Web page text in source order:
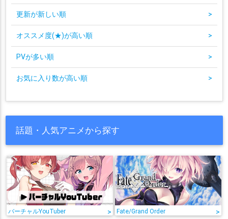
更新が新しい順 >
オススメ度(★)が高い順 >
PVが多い順 >
お気に入り数が高い順 >
話題・人気アニメから探す
バーチャルYouTuber > Fate/Grand Order >